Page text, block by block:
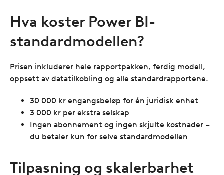
Hva koster Power BI-
standardmodellen?
Prisen inkluderer hele rapportpakken, ferdig modell,
oppsett av datatilkobling og alle standardrapportene.
30 000 kr engangsbeløp for én juridisk enhet
3 000 kr per ekstra selskap
Ingen abonnement og ingen skjulte kostnader –
du betaler kun for selve standardmodellen
Tilpasning og skalerbarhet